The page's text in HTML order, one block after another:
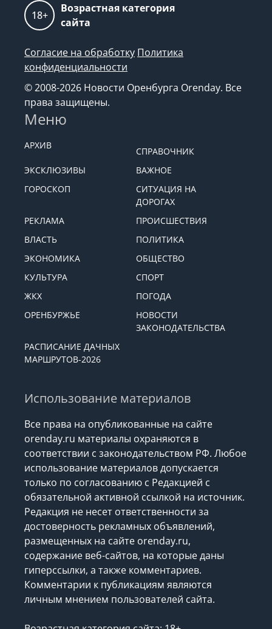
18+
Возрастная категория
сайта
Согласие на обработку Политика
конфиденциальности
© 2008-2026 Новости Оренбурга Orenday. Все
права защищены.
Меню
АРХИВ
СПРАВОЧНИК
ЭКСКЛЮЗИВЫ
ВАЖНОЕ
ГОРОСКОП
СИТУАЦИЯ НА
ДОРОГАХ
РЕКЛАМА
ПРОИСШЕСТВИЯ
ВЛАСТЬ
ПОЛИТИКА
ЭКОНОМИКА
ОБЩЕСТВО
КУЛЬТУРА
СПОРТ
ЖКХ
ПОГОДА
ОРЕНБУРЖЬЕ
НОВОСТИ
ЗАКОНОДАТЕЛЬСТВА
РАСПИСАНИЕ ДАЧНЫХ
МАРШРУТОВ-2026
Использование материалов
Все права на опубликованные на сайте
orenday.ru материалы охраняются в
соответствии с законодательством РФ. Любое
использование материалов допускается
только по согласованию с Редакцией с
обязательной активной ссылкой на источник.
Редакция не несет ответственности за
достоверность рекламных объявлений,
размещенных на сайте orenday.ru,
содержание веб-сайтов, на которые даны
гиперссылки, а также комментариев.
Комментарии к публикациям являются
личным мнением пользователей сайта.